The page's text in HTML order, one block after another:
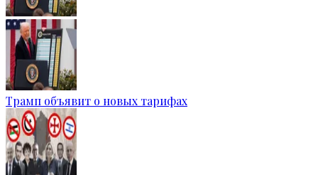
Трамп объявит о новых тарифах